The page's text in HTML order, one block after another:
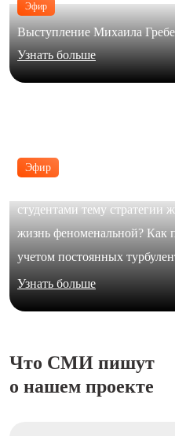
Эфир
студентами тему стратегии
жизнь феноменальной? Как
учетом постоянных
Узнать больше
Эфир
Выступление Михаила
Узнать больше
Что СМИ пишут
о нашем проекте